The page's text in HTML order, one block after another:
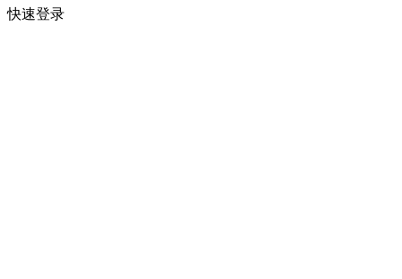
快速登录